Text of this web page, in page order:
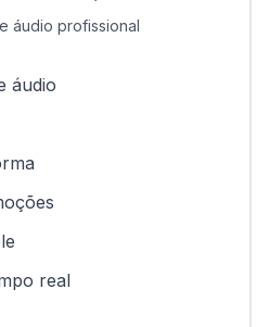
áudio profissional
áudio
real